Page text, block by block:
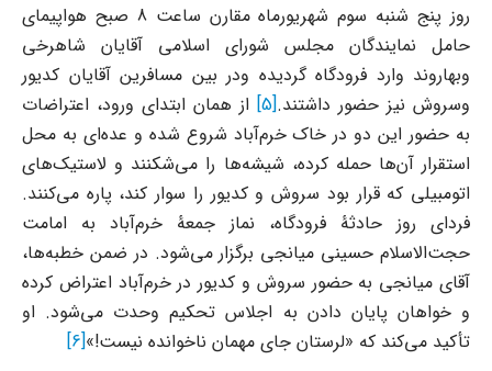
روز پنج شنبه سوم شهریورماه مقارن ساعت ‌8 صبح هواپیمای
حامل نمایندگان مجلس شورای اسلامی آقایان شاهرخی
وبهاروند وارد فرودگاه گردیده ودر بین مسافرین آقایان کدیور
وسروش نیز حضور داشتند.[5]
از همان ابتدای ورود، اعتراضات
به حضور این دو در خاک خرم‌آباد شروع شده و عده‌ای به محل
استقرار آن‌ها حمله کرده، شیشه‌ها را می‌شکنند و لاستیک‌های
اتومبیلی که قرار بود سروش و کدیور را سوار کند، پاره می‌کنند.
فردای روز حادثۀ فرودگاه، نماز جمعۀ خرم‌آباد به امامت
حجت‌الاسلام حسینی میانجی برگزار می‌شود. در ضمن خطبه‌ها،
آقای میانجی به حضور سروش و کدیور در خرم‌آباد اعتراض کرده
و خواهان پایان دادن به اجلاس تحکیم وحدت می‌شود. او
تأکید می‌کند که «لرستان جای مهمان ناخوانده نیست!»[6]